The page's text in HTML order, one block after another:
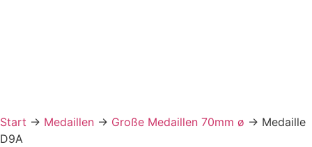
Start → Medaillen → Große Medaillen 70mm ø → Medaille
D9A